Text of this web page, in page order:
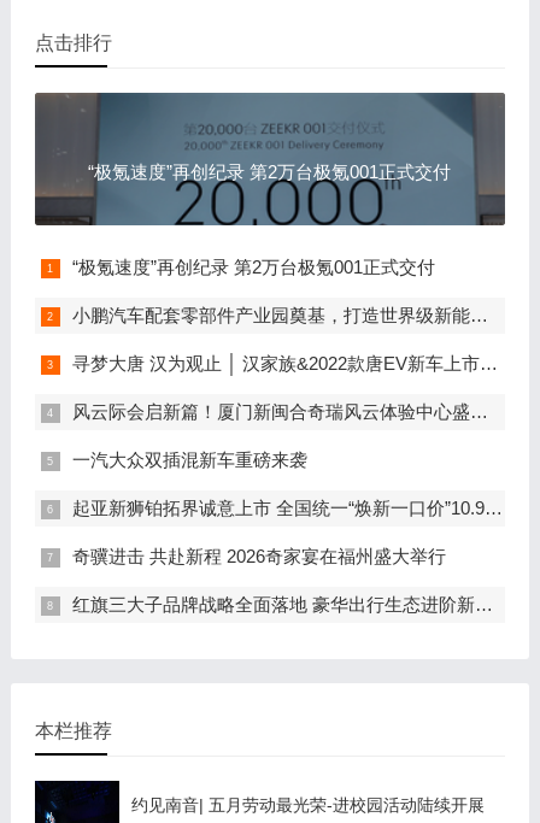
点击排行
“极氪速度”再创纪录 第2万台极氪001正式交付
“极氪速度”再创纪录 第2万台极氪001正式交付
小鹏汽车配套零部件产业园奠基，打造世界级新能源智能汽车集群
寻梦大唐 汉为观止 │ 汉家族&2022款唐EV新车上市发布会，敬请期待！
风云际会启新篇！厦门新闽合奇瑞风云体验中心盛大开业
一汽大众双插混新车重磅来袭
起亚新狮铂拓界诚意上市 全国统一“焕新一口价”10.99万元起
奇骥进击 共赴新程 2026奇家宴在福州盛大举行
红旗三大子品牌战略全面落地 豪华出行生态进阶新篇章
本栏推荐
约见南音| 五月劳动最光荣-进校园活动陆续开展